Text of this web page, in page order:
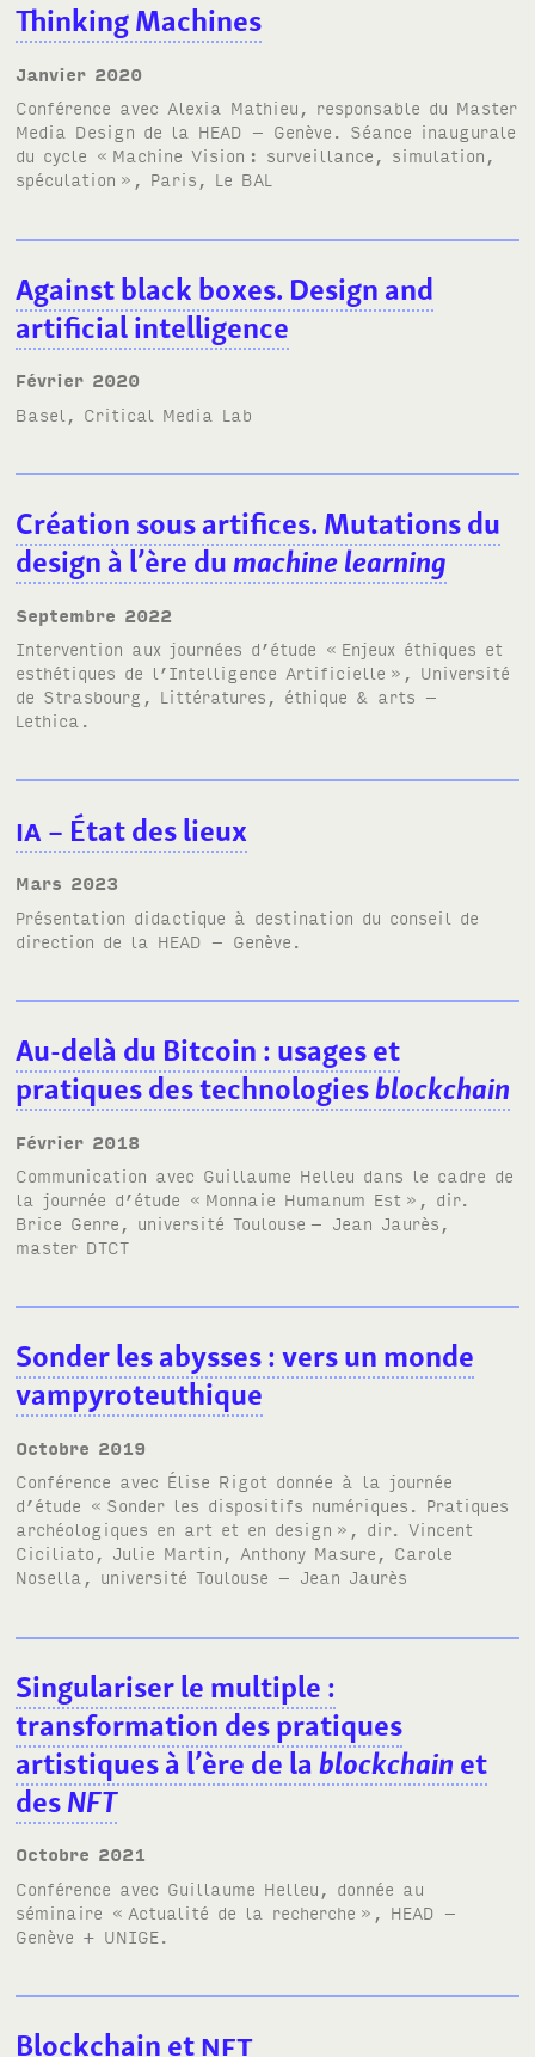
Thinking Machines
janvier 2020
Conférence avec Alexia Mathieu, responsable du Master
Media Design de la HEAD – Genève. Séance inaugurale
du cycle « Machine Vision : surveillance, simulation,
spéculation » , Paris, Le BAL
Against black boxes. Design and
artificial intelligence
février 2020
Basel, Critical Media Lab
Création sous artifices. Mutations du
design à l’ère dumachine learning
septembre 2022
Intervention aux journées d’étude « Enjeux éthiques et
esthétiques de l’Intelligence Artificielle » , Université
de Strasbourg, Littératures, éthique & arts –
Lethica.
IA– État des lieux
mars 2023
Présentation didactique à destination du conseil de
direction de la HEAD – Genève.
Au-delà du Bitcoin : usages et
pratiques des technologiesblockchain
février 2018
Communication avec Guillaume Helleu dans le cadre de
la journée d’étude « Monnaie Humanum Est », dir.
Brice Genre, université Toulouse – Jean Jaurès,
master DTCT
Sonder les abysses: vers un monde
vampyroteuthique
octobre 2019
Conférence avec Élise Rigot donnée à la journée
d’étude « Sonder les dispositifs numériques. Pratiques
archéologiques en art et en design », dir. Vincent
Ciciliato, Julie Martin, Anthony Masure, Carole
Nosella, université Toulouse – Jean Jaurès
Singulariser le multiple :
transformation des pratiques
artistiques à l’ère de lablockchain et
desNFT
octobre 2021
Conférence avec Guillaume Helleu, donnée au
séminaire « Actualité de la recherche », HEAD –
Genève + UNIGE
Blockchain etNFT